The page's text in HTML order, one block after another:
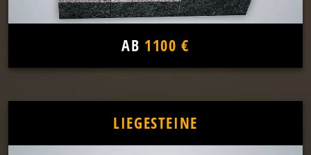
AB 1100 €
LIEGESTEINE